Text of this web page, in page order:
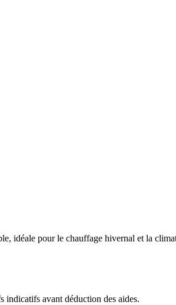
pour le chauffage hivernal et la
indicatifs avant déduction des aides.